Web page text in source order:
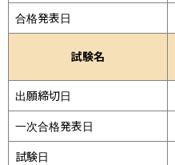
合格発表日
試験名
出願締切日
一次合格発表日
試験日